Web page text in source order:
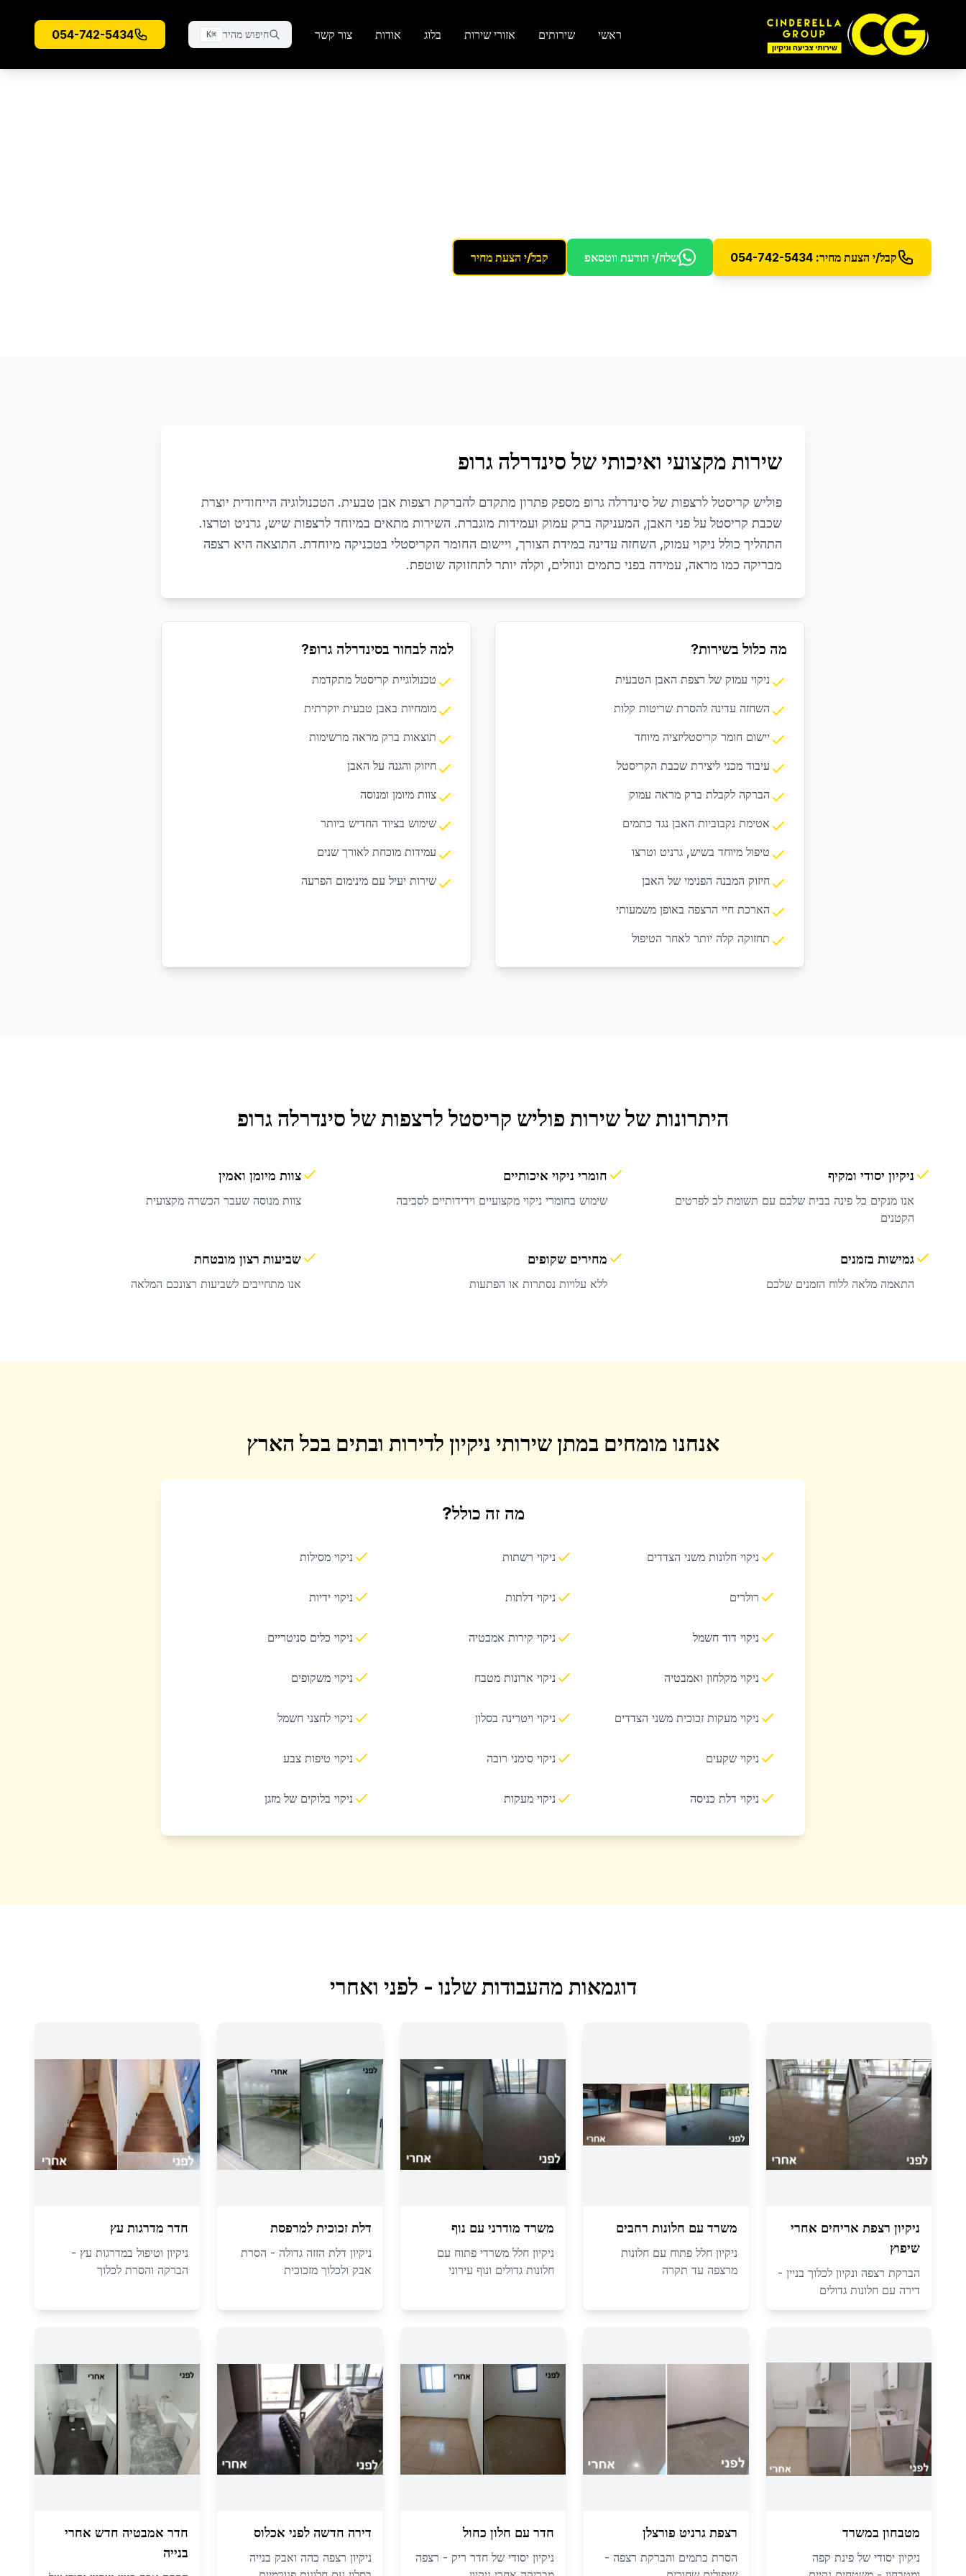
ראשי שירותים אזורי שירות בלוג אודות צור קשר חיפוש מהיר ⌘
K
054-742-5434
קבל/י הצעת מחיר: 054-742-5434 שלח/י הודעת ווטסאפ קבל/י הצעת מחיר
שירות מקצועי ואיכותי של סינדרלה גרופ
פוליש קריסטל לרצפות של סינדרלה גרופ מספק פתרון מתקדם להברקת רצפות אבן טבעית. הטכנולוגיה הייחודית יוצרת
שכבת קריסטל על פני האבן, המעניקה ברק עמוק ועמידות מוגברת. השירות מתאים במיוחד לרצפות שיש, גרניט וטרצו.
התהליך כולל ניקוי עמוק, השחזה עדינה במידת הצורך, ויישום החומר הקריסטלי בטכניקה מיוחדת. התוצאה היא רצפה
מבריקה כמו מראה, עמידה בפני כתמים ונוזלים, וקלה יותר לתחזוקה שוטפת.
מה כלול בשירות?
ניקוי עמוק של רצפת האבן הטבעית
השחזה עדינה להסרת שריטות קלות
יישום חומר קריסטליזציה מיוחד
עיבוד מכני ליצירת שכבת הקריסטל
הברקה לקבלת ברק מראה עמוק
אטימת נקבוביות האבן נגד כתמים
טיפול מיוחד בשיש, גרניט וטרצו
חיזוק המבנה הפנימי של האבן
הארכת חיי הרצפה באופן משמעותי
תחזוקה קלה יותר לאחר הטיפול
למה לבחור בסינדרלה גרופ?
טכנולוגיית קריסטל מתקדמת
מומחיות באבן טבעית יוקרתית
תוצאות ברק מראה מרשימות
חיזוק והגנה על האבן
צוות מיומן ומנוסה
שימוש בציוד החדיש ביותר
עמידות מוכחת לאורך שנים
שירות יעיל עם מינימום הפרעה
היתרונות של שירות פוליש קריסטל לרצפות של סינדרלה גרופ
ניקיון יסודי ומקיף
אנו מנקים כל פינה בבית שלכם עם תשומת לב לפרטים
הקטנים
חומרי ניקוי איכותיים
שימוש בחומרי ניקוי מקצועיים וידידותיים לסביבה
צוות מיומן ואמין
צוות מנוסה שעבר הכשרה מקצועית
גמישות בזמנים
התאמה מלאה ללוח הזמנים שלכם
מחירים שקופים
ללא עלויות נסתרות או הפתעות
שביעות רצון מובטחת
אנו מתחייבים לשביעות רצונכם המלאה
אנחנו מומחים במתן שירותי ניקיון לדירות ובתים בכל הארץ
מה זה כולל?
ניקוי חלונות משני הצדדים ניקוי רשתות ניקוי מסילות
רולרים ניקוי דלתות ניקוי ידיות
ניקוי דוד חשמל ניקוי קירות אמבטיה ניקוי כלים סניטריים
ניקוי מקלחון ואמבטיה ניקוי ארונות מטבח ניקוי משקופים
ניקוי מעקות זכוכית משני הצדדים ניקוי ויטרינה בסלון ניקוי לחצני חשמל
ניקוי שקעים ניקוי סימני רובה ניקוי טיפות צבע
ניקוי דלת כניסה ניקוי מעקות ניקוי בלוקים של מזגן
דוגמאות מהעבודות שלנו - לפני ואחרי
ניקיון רצפת אריחים אחרי
שיפוץ
הברקת רצפה ונקיון לכלוך בניין -
דירה עם חלונות גדולים
משרד עם חלונות רחבים
ניקיון חלל פתוח עם חלונות
מרצפה עד תקרה
משרד מודרני עם נוף
ניקיון חלל משרדי פתוח עם
חלונות גדולים ונוף עירוני
דלת זכוכית למרפסת
ניקיון דלת הזזה גדולה - הסרת
אבק ולכלוך מזכוכית
חדר מדרגות עץ
ניקיון וטיפול במדרגות עץ -
הברקה והסרת לכלוך
מטבחון במשרד
ניקיון יסודי של פינת קפה
רצפת גרניט פורצלן
הסרת כתמים והברקת רצפה -
חדר עם חלון כחול
ניקיון יסודי של חדר ריק - רצפה
דירה חדשה לפני אכלוס
ניקיון רצפה כהה ואבק בנייה
חדר אמבטיה חדש אחרי
בנייה